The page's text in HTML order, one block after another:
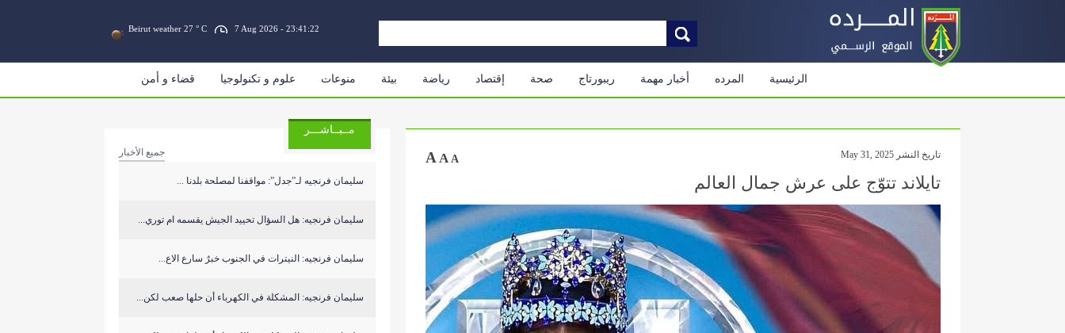
Beirut weather 27 ° C 7 Aug 2026 - 23:41:23
الرئيسية المرده أخبار مهمة ريبورتاج صحة إقتصاد رياضة بيئة منوعات علوم و تكنولوجيا قضاء و أمن
تاريخ النشر May 31, 2025 A A A
تايلاند تتوّج على عرش جمال العالم
مــبــاشـــر
جميع الأخبار
سليمان فرنجيه لـ”جدل”: مواقفنا لمصلحة بلدنا ...
سليمان فرنجيه: هل السؤال تحييد الجيش يقسمه ام توري...
سليمان فرنجيه: النيترات في الجنوب خبرٌ سارع الاع...
سليمان فرنجيه: المشكلة في الكهرباء أن حلها صعب لكن...